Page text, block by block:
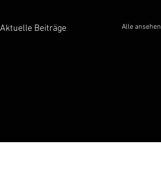
Aktuelle Beiträge Alle ansehen